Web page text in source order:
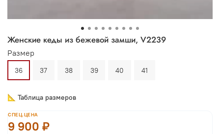
Женские кеды из бежевой замши, V2239
Размер
36 37 38 39 40 41
📐 Таблица размеров
СПЕЦ.ЦЕНА
9 900 ₽